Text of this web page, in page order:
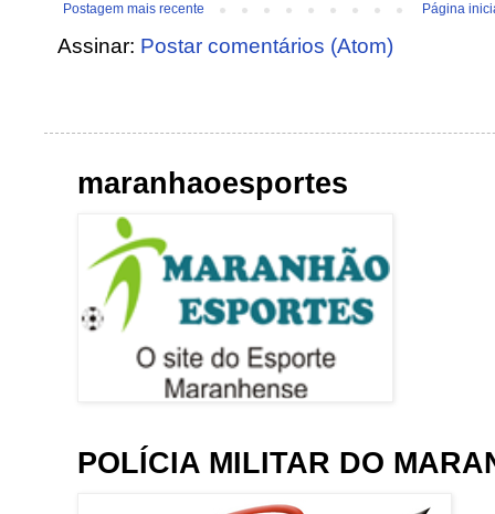
Postagem mais recente Página
Assinar: Postar comentários (Atom)
maranhaoesportes
POLÍCIA MILITAR DO